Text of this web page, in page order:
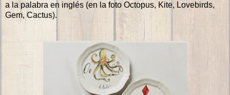
a la palabra en inglés (en la foto Octopus, Kite, Lovebirds,
Gem, Cactus).